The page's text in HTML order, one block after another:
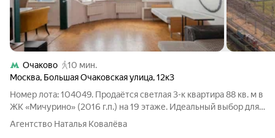
Очаково
10 мин.
Москва, Большая Очаковская улица,12к3
Номер лота: 104049. Продаётся светлая 3-к квартира 88 кв. м в
ЖК «Мичурино» (2016 г.п.) на 19 этаже. Идеальный выбор для
семьи: две изолированные спальни (12,5 и 17,5 кв. м) и
Агентство Наталья Ковалёва